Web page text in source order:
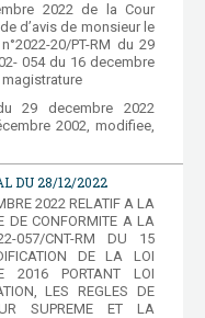
2022 de la Cour
d’avis de monsieur le
20/PT-RM du 29
054 du 16 decembre
du 29 decembre 2022
2002, modifiee,
DU 28/12/2022
2022 RELATIF A LA
DE CONFORMITE A LA
057/CNT-RM DU 15
DE LA LOI
2016 PORTANT LOI
LES REGLES DE
SUPREME ET LA